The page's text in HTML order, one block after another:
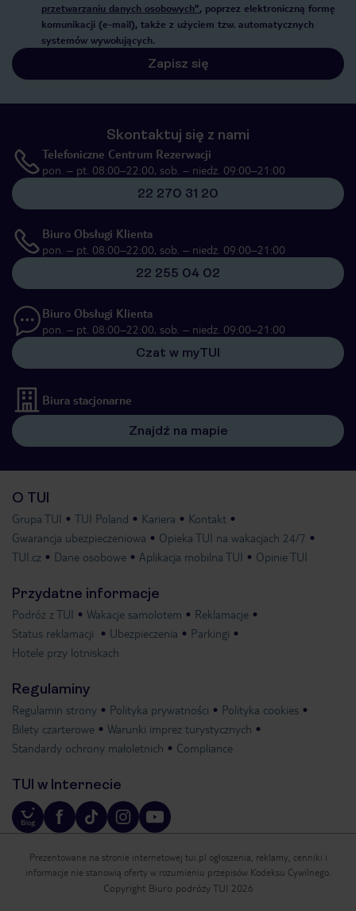
przetwarzaniu danych osobowych”, poprzez elektroniczną formę
komunikacji (e-mail), także z użyciem tzw. automatycznych
systemów wywołujących.
Zapisz się
Skontaktuj się z nami
Telefoniczne Centrum Rezerwacji
pon. – pt. 08:00–22:00, sob. – niedz. 09:00–21:00
22 270 31 20
Biuro Obsługi Klienta
pon. – pt. 08:00–22:00, sob. – niedz. 09:00–21:00
22 255 04 02
Biuro Obsługi Klienta
pon. – pt. 08:00–22:00, sob. – niedz. 09:00–21:00
Czat w myTUI
Biura stacjonarne
Znajdź na mapie
O TUI
Grupa TUI TUI Poland Kariera
Kontakt
Gwarancja ubezpieczeniowa
Opieka TUI na wakacjach 24/7
TUI.cz
Dane osobowe Aplikacja mobilna TUI Opinie TUI
Przydatne informacje
Podróż z TUI Wakacje samolotem
Reklamacje
Status reklamacji
Ubezpieczenia
Parkingi
Hotele przy lotniskach
Regulaminy
Regulamin strony Polityka prywatności
Polityka cookies
Bilety czarterowe
Warunki imprez turystycznych
Standardy ochrony małoletnich
Compliance
TUI w Internecie
Prezentowane na stronie internetowej tui.pl ogłoszenia, reklamy, cenniki i
informacje nie stanowią oferty w rozumieniu przepisów Kodeksu Cywilnego.
Copyright Biuro podróży TUI 2026